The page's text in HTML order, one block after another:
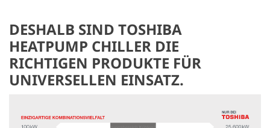
DESHALB SIND TOSHIBA
HEATPUMP CHILLER DIE
RICHTIGEN PRODUKTE FÜR
UNIVERSELLEN EINSATZ.